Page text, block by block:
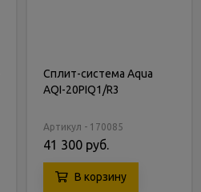
Сплит-система Aqua
AQI-20PIQ1/R3
Артикул - 170085
41 300 руб.
В корзину